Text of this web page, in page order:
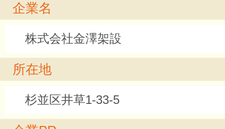
企業名
株式会社金澤架設
所在地
杉並区井草1-33-5